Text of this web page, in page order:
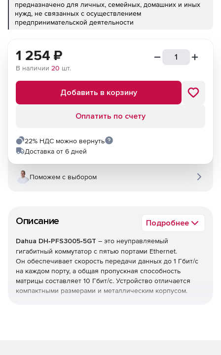
предназначено для личных, семейных, домашних и иных
нужд, не связанных с осуществлением
предпринимательской деятельности
Описание Подробнее
Dahua DH‑PFS3005‑5GT – это неуправляемый
гигабитный коммутатор с пятью портами Ethernet.
Он обеспечивает скорость передачи данных до 1 Гбит/с
на каждом порту, а общая пропускная способность
матрицы составляет 10 Гбит/с. Устройство отличается
компактными размерами и металлическим корпусом.
1 254 ₽
В наличии 20 шт.
Добавить в корзину
Оплатить по счету
22% НДС можно вернуть
Доставка от 6 дней
Поможем с выбором